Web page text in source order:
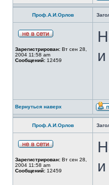
Проф.А.И.Орлов
Зарегистрирован: Вт сен 28,
2004 11:58 am
Сообщений: 12459
Вернуться наверх
Проф.А.И.Орлов
Зарегистрирован: Вт сен 28,
2004 11:58 am
Сообщений: 12459